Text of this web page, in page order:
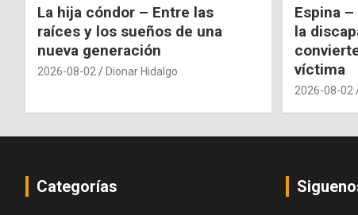
La hija cóndor – Entre las
raíces y los sueños de una
nueva generación
2026-08-02 Dionar Hidalgo
Espina
la
víctima
2026-08-02
Categorías